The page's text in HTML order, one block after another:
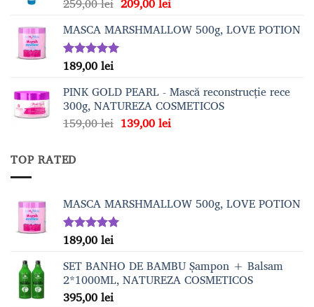
209,00 lei.
a
este:
MASCA MARSHMALLOW 500g, LOVE POTION
Evaluat la
5.00din 5
189,00lei
PINK GOLD PEARL - Mască reconstrucție rece
300g, NATUREZA COSMETICOS
159,00lei Prețul
139,00leiPrețul
TOP RATED
MASCA MARSHMALLOW 500g, LOVE POTION
Evaluat la
5.00din 5
189,00lei
SET BANHO DE BAMBU Șampon + Balsam
2*1000ML, NATUREZA COSMETICOS
395,00lei